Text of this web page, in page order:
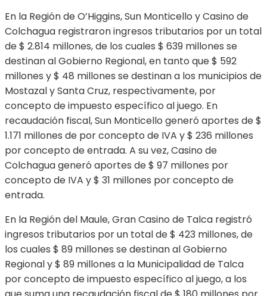
En la Región de O’Higgins, Sun Monticello y Casino de
Colchagua registraron ingresos tributarios por un total
de $ 2.814 millones, de los cuales $ 639 millones se
destinan al Gobierno Regional, en tanto que $ 592
millones y $ 48 millones se destinan a los municipios de
Mostazal y Santa Cruz, respectivamente, por
concepto de impuesto específico al juego. En
recaudación fiscal, Sun Monticello generó aportes de $
1.171 millones de por concepto de IVA y $ 236 millones
por concepto de entrada. A su vez, Casino de
Colchagua generó aportes de $ 97 millones por
concepto de IVA y $ 31 millones por concepto de
entrada.
En la Región del Maule, Gran Casino de Talca registró
ingresos tributarios por un total de $ 423 millones, de
los cuales $ 89 millones se destinan al Gobierno
Regional y $ 89 millones a la Municipalidad de Talca
por concepto de impuesto específico al juego, a los